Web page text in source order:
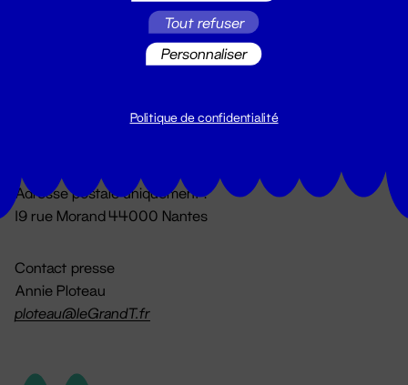
Du lundi au vendredi 14h → 18h
Adresse postale uniquement :
19 rue Morand 44000 Nantes
Contact presse
Annie Ploteau
ploteau@leGrandT.fr
Tout refuser
Personnaliser
Politique de confidentialité